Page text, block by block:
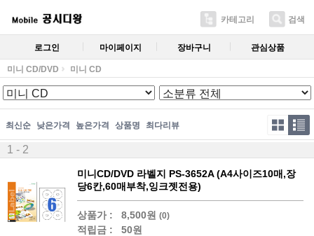
카테고리 검색
로그인 마이페이지 장바구니 관심상품
미니 CD/DVD 미니 CD
최신순 낮은가격 높은가격 상품명 최다리뷰
1 - 2
미니CD/DVD 라벨지 PS-3652A (A4사이즈10매,장
당6칸,60매부착,잉크젯전용)
상품가 : 8,500원 (0)
적립금 : 50원